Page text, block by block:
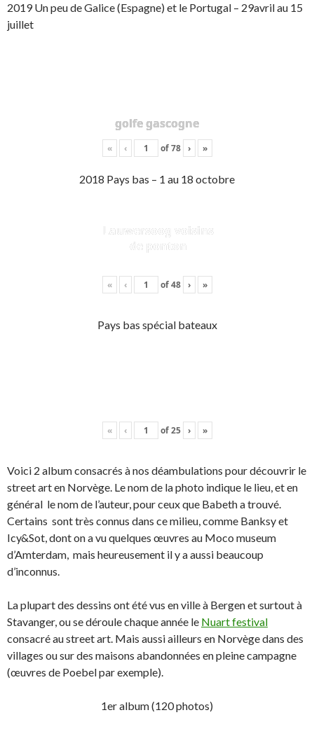
2019 Un peu de Galice (Espagne) et le Portugal – 29avril au 15
juillet
golfe gascogne
« ‹ of78 › »
2018 Pays bas – 1 au 18 octobre
Lauwersoog voisins
de ponton
« ‹ of48 › »
Pays bas spécial bateaux
« ‹ of25 › »
Voici 2 album consacrés à nos déambulations pour découvrir le
street art en Norvège. Le nom de la photo indique le lieu, et en
général le nom de l’auteur, pour ceux que Babeth a trouvé.
Certains sont très connus dans ce milieu, comme Banksy et
Icy&Sot, dont on a vu quelques œuvres au Moco museum
d’Amterdam, mais heureusement il y a aussi beaucoup
d’inconnus.
La plupart des dessins ont été vus en ville à Bergen et surtout à
Stavanger, ou se déroule chaque année le Nuart festival
consacré au street art. Mais aussi ailleurs en Norvège dans des
villages ou sur des maisons abandonnées en pleine campagne
(œuvres de Poebel par exemple).
1er album (120 photos)